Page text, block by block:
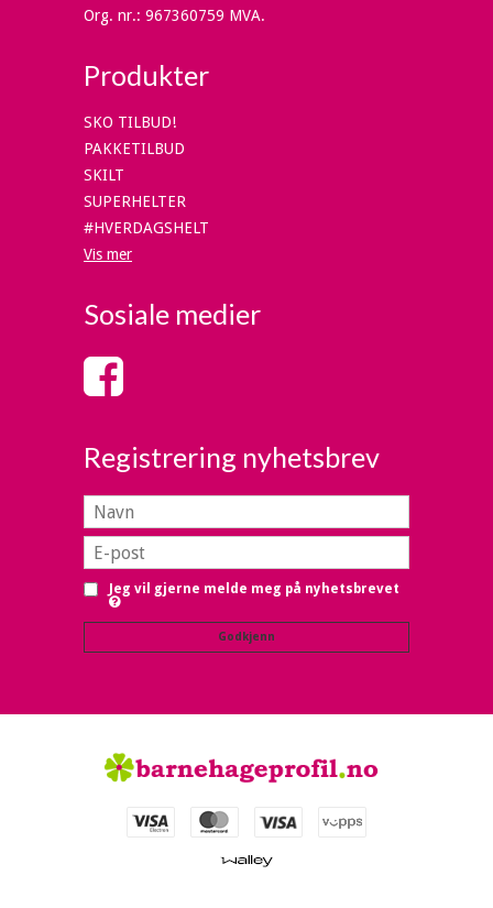
Org. nr.: 967360759 MVA.
Produkter
SKO TILBUD!
PAKKETILBUD
SKILT
SUPERHELTER
#HVERDAGSHELT
Vis mer
Sosiale medier
Registrering nyhetsbrev
Jeg vil gjerne melde meg på nyhetsbrevet
Godkjenn